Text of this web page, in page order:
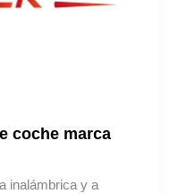
coche marca
inalámbrica y a